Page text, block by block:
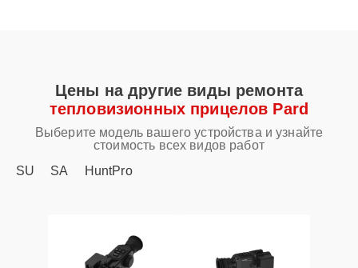
Цены на другие виды ремонта
тепловизионных прицелов Pard
Выберите модель вашего устройства и узнайте
стоимость всех видов работ
SU
SA HuntPro